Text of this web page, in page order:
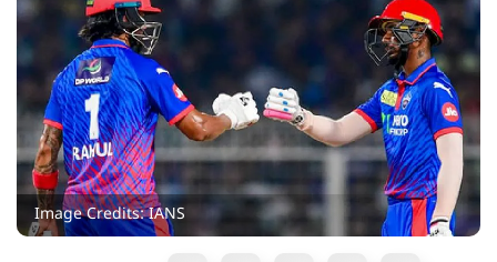
Image Credits: IANS